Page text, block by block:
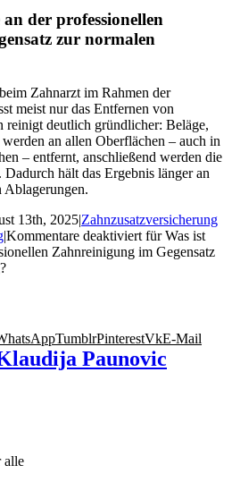
der professionellen
zur normalen
Zahnarzt im Rahmen der
meist nur das Entfernen von
reinigt deutlich gründlicher: Beläge,
an allen Oberflächen – auch in
– entfernt, anschließend werden die
hält das Ergebnis länger an
Ablagerungen.
13th, 2025|Zahnzusatzversicherung
|Kommentare deaktiviertfür Was ist
Zahnreinigung im Gegensatz
TumblrPinterestVkE-Mail
Paunovic
alle